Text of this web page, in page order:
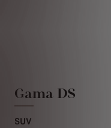
Gama DS
SUV